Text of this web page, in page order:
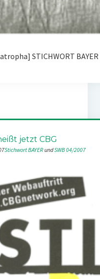
STICHWORT
jetzt CBG
Stichwort BAYER und SWB 04/2007